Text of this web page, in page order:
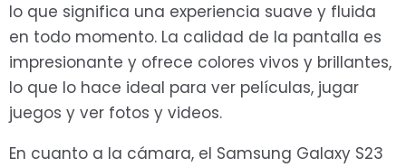
lo que significa una experiencia suave y fluida
en todo momento. La calidad de la pantalla es
impresionante y ofrece colores vivos y brillantes,
lo que lo hace ideal para ver películas, jugar
juegos y ver fotos y videos.
En cuanto a la cámara, el Samsung Galaxy S23